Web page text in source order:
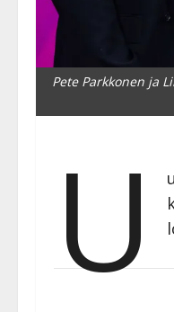
Pete Parkkonen ja
U